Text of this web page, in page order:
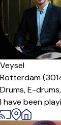
Veysel
Rotterdam
Drums,E-drums,
I have been